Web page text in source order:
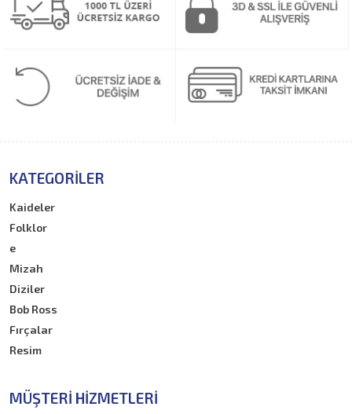
KATEGORILER
Kaideler
Folklor
e
Mizah
Diziler
Bob Ross
Fırçalar
Resim
MÜŞTERI HIZMETLERI